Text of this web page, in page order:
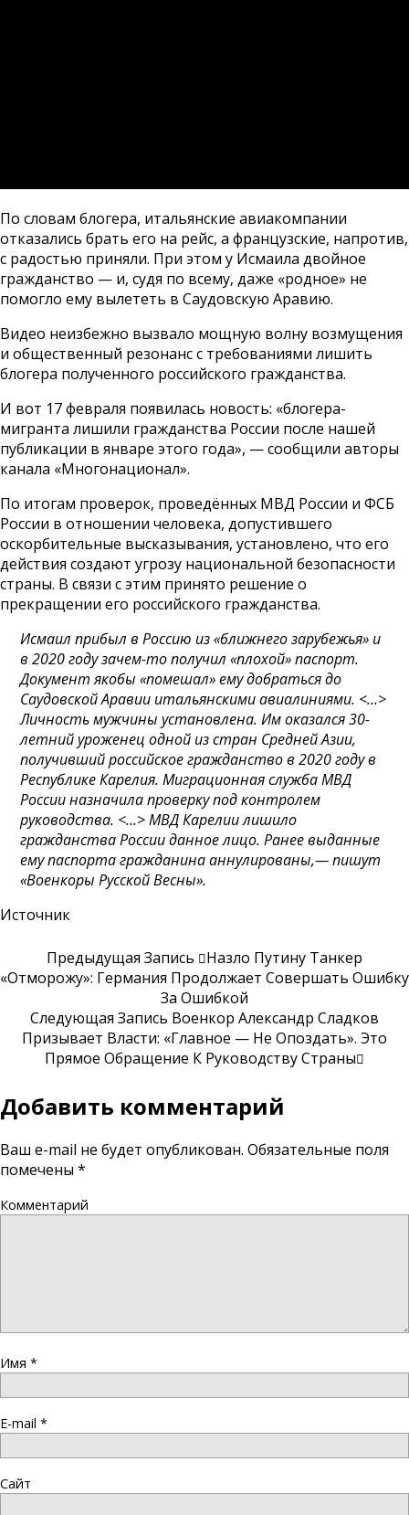
По словам блогера, итальянские авиакомпании
отказались брать его на рейс, а французские, напротив,
с радостью приняли. При этом у Исмаила двойное
гражданство — и, судя по всему, даже «родное» не
помогло ему вылететь в Саудовскую Аравию.
Видео неизбежно вызвало мощную волну возмущения
и общественный резонанс с требованиями лишить
блогера полученного российского гражданства.
И вот 17 февраля появилась новость: «блогера-
мигранта лишили гражданства России после нашей
публикации в январе этого года», — сообщили авторы
канала «Многонационал».
По итогам проверок, проведённых МВД России и ФСБ
России в отношении человека, допустившего
оскорбительные высказывания, установлено, что его
действия создают угрозу национальной безопасности
страны. В связи с этим принято решение о
прекращении его российского гражданства.
Исмаил прибыл в Россию из «ближнего зарубежья» и
в 2020 году зачем-то получил «плохой» паспорт.
Документ якобы «помешал» ему добраться до
Саудовской Аравии итальянскими авиалиниями. <…>
Личность мужчины установлена. Им оказался 30-
летний уроженец одной из стран Средней Азии,
получивший российское гражданство в 2020 году в
Республике Карелия. Миграционная служба МВД
России назначила проверку под контролем
руководства. <…> МВД Карелии лишило
гражданства России данное лицо. Ранее выданные
ему паспорта гражданина аннулированы,— пишут
«Военкоры Русской Весны».
Источник
Предыдущая Запись
Назло Путину Танкер
«отморожу»: Германия Продолжает Совершать Ошибку
За Ошибкой
Следующая Запись Военкор Александр Сладков
Призывает Власти: «Главное — Не Опоздать». Это
Прямое Обращение К Руководству Страны
Добавить комментарий
Ваш e-mail не будет опубликован. Обязательные поля
помечены *
Комментарий
Имя *
E-mail *
Сайт